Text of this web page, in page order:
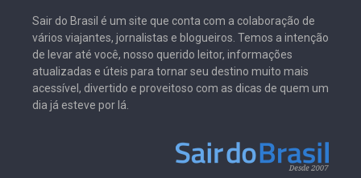
Sair do Brasil é um site que conta com a colaboração de
vários viajantes, jornalistas e blogueiros. Temos a intenção
de levar até você, nosso querido leitor, informações
atualizadas e úteis para tornar seu destino muito mais
acessível, divertido e proveitoso com as dicas de quem um
dia já esteve por lá.